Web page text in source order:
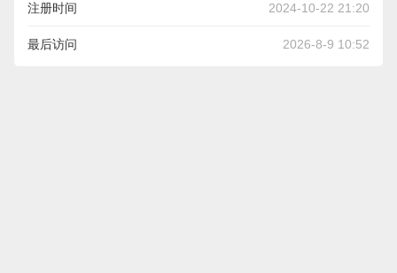
注册时间 2024-10-22 21:20
最后访问 2026-8-9 10:52